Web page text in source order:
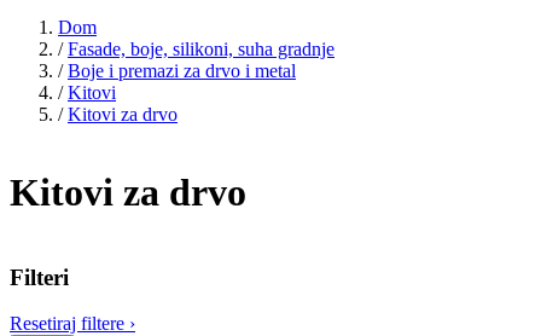
Vrtni tuševi
dekoracijePet centar Bazeni i pribor
Dom
/ Fasade, boje, silikoni, suha gradnje
/ Boje i premazi za drvo i metal
/ Kitovi
/ Kitovi za drvo
Kitovi za drvo
Filteri
Resetiraj filtere ›